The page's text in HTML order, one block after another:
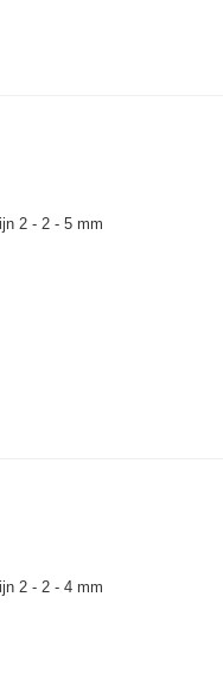
2 - 2 - 5 mm
2 - 2 - 4 mm